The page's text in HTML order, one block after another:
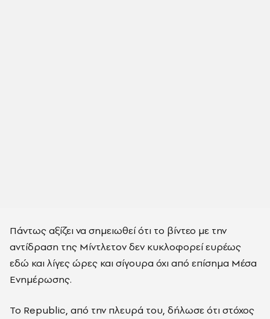
Πάντως αξίζει να σημειωθεί ότι το βίντεο με την
αντίδραση της Μίντλετον δεν κυκλοφορεί ευρέως
εδώ και λίγες ώρες και σίγουρα όχι από επίσημα Μέσα
Ενημέρωσης.
Το Republic, από την πλευρά του, δήλωσε ότι στόχος